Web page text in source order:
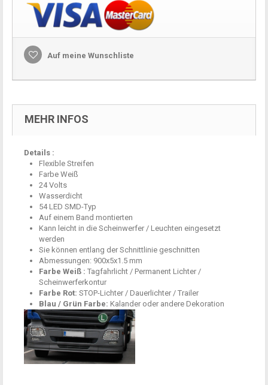
Auf meine Wunschliste
MEHR INFOS
Details :
Flexible Streifen
Farbe Weiß
24 Volts
Wasserdicht
54 LED SMD-Typ
Auf einem Band montierten
Kann leicht in die Scheinwerfer / Leuchten eingesetzt
werden
Sie können entlang der Schnittlinie geschnitten
Abmessungen: 900x5x1.5 mm
Farbe Weiß : Tagfahrlicht / Permanent Lichter /
Scheinwerferkontur
Farbe Rot: STOP-Lichter / Dauerlichter / Trailer
Blau / Grün Farbe: Kalander oder andere Dekoration